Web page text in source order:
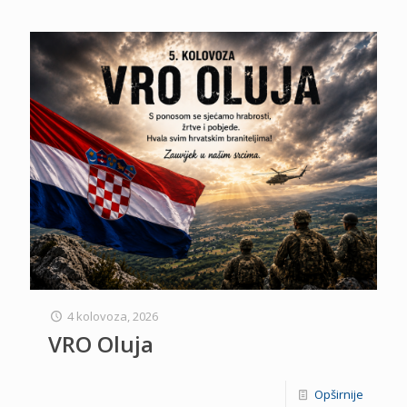
4 kolovoza, 2026
VRO Oluja
Opširnije